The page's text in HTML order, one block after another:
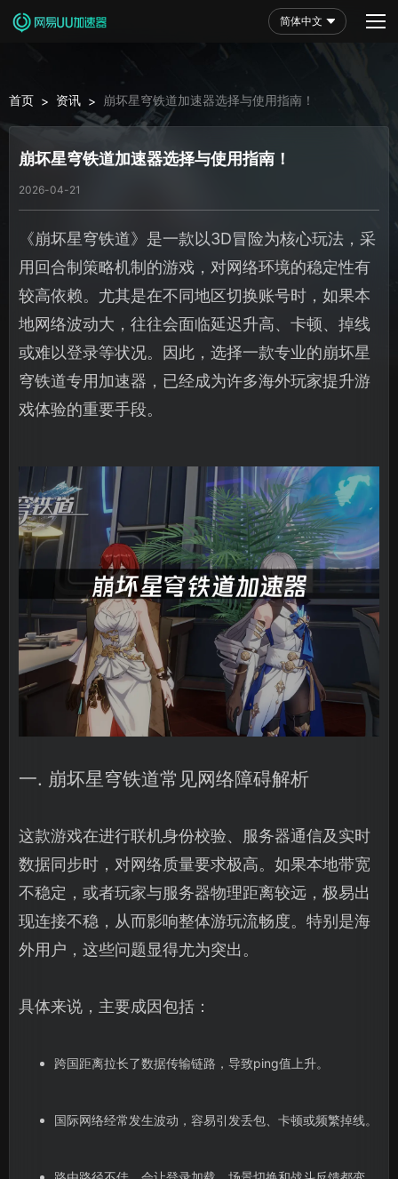
简体中文
首页 > 资讯 > 崩坏星穹铁道加速器选择与使用指南！
崩坏星穹铁道加速器选择与使用指南！
2026-04-21
《崩坏星穹铁道》是一款以3D冒险为核心玩法，采
用回合制策略机制的游戏，对网络环境的稳定性有
较高依赖。尤其是在不同地区切换账号时，如果本
地网络波动大，往往会面临延迟升高、卡顿、掉线
或难以登录等状况。因此，选择一款专业的崩坏星
穹铁道专用加速器，已经成为许多海外玩家提升游
戏体验的重要手段。
一. 崩坏星穹铁道常见网络障碍解析
这款游戏在进行联机身份校验、服务器通信及实时
数据同步时，对网络质量要求极高。如果本地带宽
不稳定，或者玩家与服务器物理距离较远，极易出
现连接不稳，从而影响整体游玩流畅度。特别是海
外用户，这些问题显得尤为突出。
具体来说，主要成因包括：
跨国距离拉长了数据传输链路，导致ping值上升。
国际网络经常发生波动，容易引发丢包、卡顿或频繁掉线。